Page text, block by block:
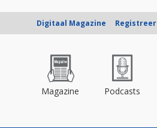
Digitaal Magazine Registreer
Magazine Podcasts